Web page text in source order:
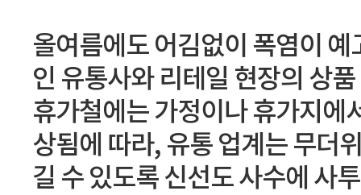
올여름에도 어김없이 폭염이
인 유통사와 리테일 현장의 상
휴가철에는 가정이나 휴가지에
상됨에 따라, 유통 업계는 무더
길 수 있도록 신선도 사수에 사